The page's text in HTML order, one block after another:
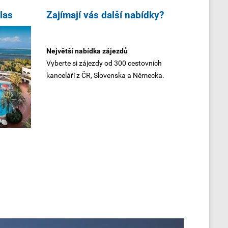
Zajímají vás další nabídky?
Největší nabídka zájezdů
Vyberte si zájezdy od 300 cestovních
kanceláří z ČR, Slovenska a Německa.